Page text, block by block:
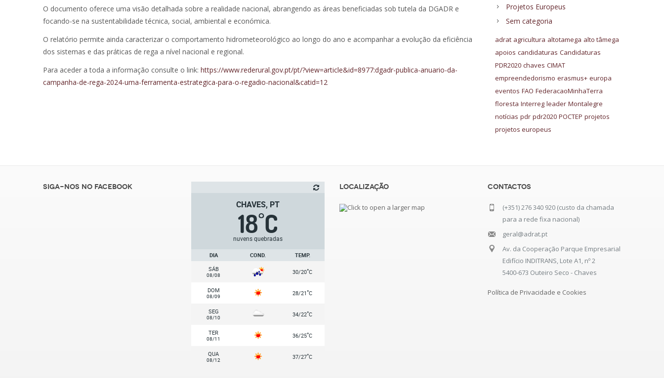
O documento oferece uma visão detalhada sobre a realidade nacional, abrangendo as áreas beneficiadas sob tutela da DGADR e
focando-se na sustentabilidade técnica, social, ambiental e económica.
O relatório permite ainda caracterizar o comportamento hidrometeorológico ao longo do ano e acompanhar a evolução da eficiência
dos sistemas e das práticas de rega a nível nacional e regional.
Para aceder a toda a informação consulte o link: https://www.rederural.gov.pt/pt/?view=article&id=8977:dgadr-publica-anuario-da-
campanha-de-rega-2024-uma-ferramenta-estrategica-para-o-regadio-nacional&catid=12
Projetos Europeus
Sem categoria
adrat agricultura altotamega alto tâmega
apoios candidaturas Candidaturas
PDR2020 chaves CIMAT
empreendedorismo erasmus+ europa
eventos FAO FederacaoMinhaTerra
floresta Interreg leader Montalegre
notícias pdr pdr2020 POCTEP projetos
projetos europeus
Siga-nos no Facebook
CHAVES, PT
18°C
nuvens quebradas
DIA COND.
TEMP.
SÁB
08/08 30/20°C
DOM
08/09 28/21°C
SEG
08/10 34/22°C
TER
08/11 36/25°C
QUA
08/12 37/27°C
Localização Contactos
(+351) 276 340 920 (custo da chamada
para a rede fixa nacional)
geral@adrat.pt
Av. da Cooperação Parque Empresarial
Edifício INDITRANS, Lote A1, nº 2
5400-673 Outeiro Seco - Chaves
Política de Privacidade e Cookies